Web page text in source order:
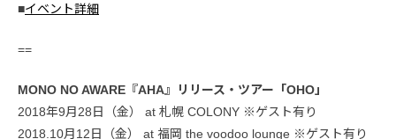
■イベント詳細
==
MONO NO AWARE『AHA』リリース・ツアー「OHO」
2018年9月28日（金） at 札幌 COLONY ※ゲスト有り
2018.10月12日（金） at 福岡 the voodoo lounge ※ゲスト有り